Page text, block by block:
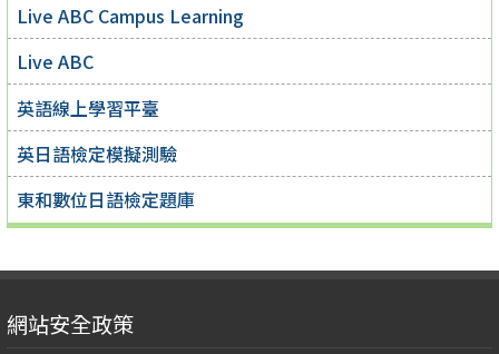
Live ABC Campus Learning
Live ABC
英語線上學習平臺
英日語檢定模擬測驗
東和數位日語檢定題庫
網站安全政策